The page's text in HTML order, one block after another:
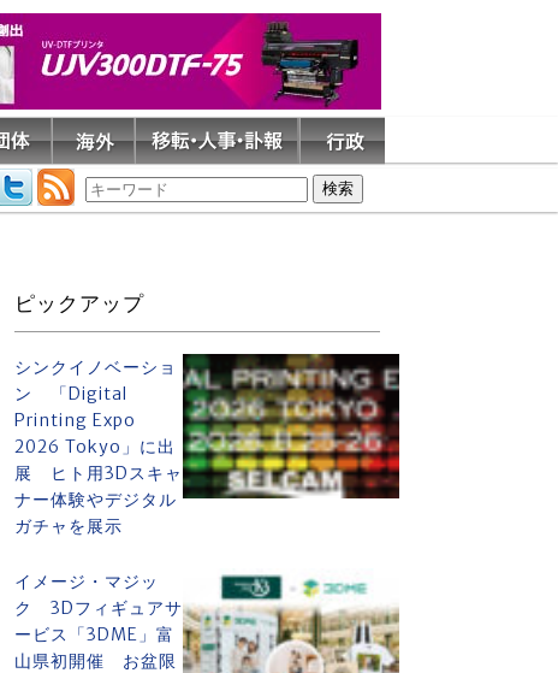
ピックアップ
シンクイノベーショ
ン 「Digital
Printing Expo
2026 Tokyo」に出
展 ヒト用3Dスキャ
ナー体験やデジタル
ガチャを展示
イメージ・マジッ
ク 3Dフィギュアサ
ービス「3DME」富
山県初開催 お盆限